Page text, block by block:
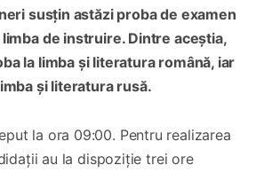
susțin astăzi proba de examen
de instruire. Dintre aceștia,
la limba și literatura română, iar
și literatura rusă.
la ora 09:00. Pentru realizarea
au la dispoziție trei ore